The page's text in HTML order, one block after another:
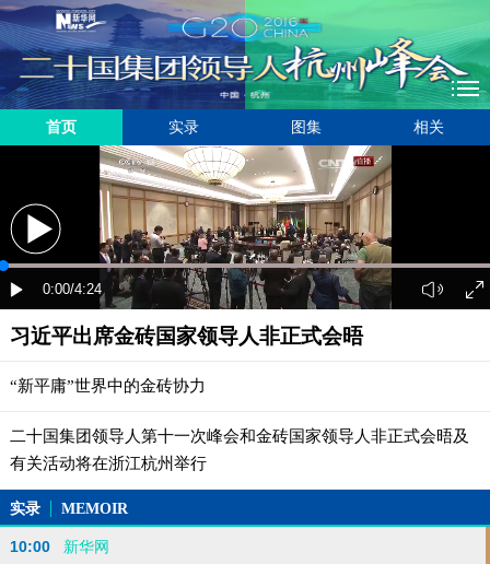
首页 实录 图集 相关
习近平出席金砖国家领导人非正式会晤
“新平庸”世界中的金砖协力
二十国集团领导人第十一次峰会和金砖国家领导人非正式会晤及
有关活动将在浙江杭州举行
实录 MEMOIR
10:00 新华网